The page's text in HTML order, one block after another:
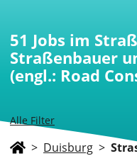
Alle Filter
51 Jobs im
Straßenbauer
(engl.: Road
> Duisburg >